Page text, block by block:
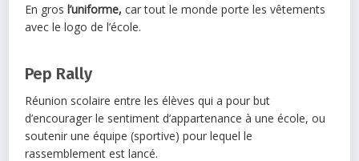
En gros l’uniforme, car tout le monde porte les vêtements
avec le logo de l’école.
Pep Rally
Réunion scolaire entre les élèves qui a pour but
d’encourager le sentiment d’appartenance à une école, ou
soutenir une équipe (sportive) pour lequel le
rassemblement est lancé.